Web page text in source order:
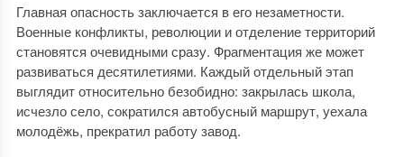
Главная опасность заключается в его незаметности.
Военные конфликты, революции и отделение территорий
становятся очевидными сразу. Фрагментация же может
развиваться десятилетиями. Каждый отдельный этап
выглядит относительно безобидно: закрылась школа,
исчезло село, сократился автобусный маршрут, уехала
молодёжь, прекратил работу завод.